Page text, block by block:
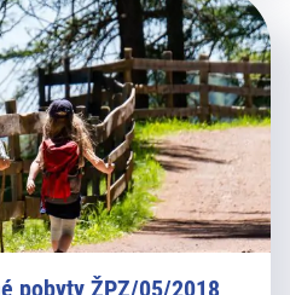
pobyty ŽPZ/05/2018